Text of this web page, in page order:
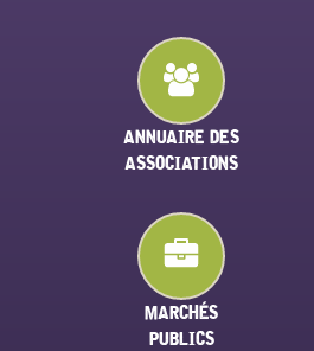
ANNUAIRE DES
ASSOCIATIONS
MARCHÉS
PUBLICS